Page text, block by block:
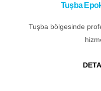
Tuşba
Tuşba bölgesinde